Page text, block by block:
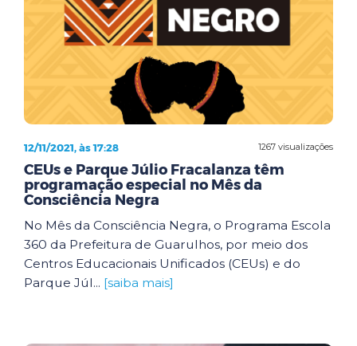
1267 visualizações
12/11/2021, às 17:28
CEUs e Parque Júlio Fracalanza têm
programação especial no Mês da
Consciência Negra
No Mês da Consciência Negra, o Programa Escola
360 da Prefeitura de Guarulhos, por meio dos
Centros Educacionais Unificados (CEUs) e do
Parque Júl... [saiba mais]